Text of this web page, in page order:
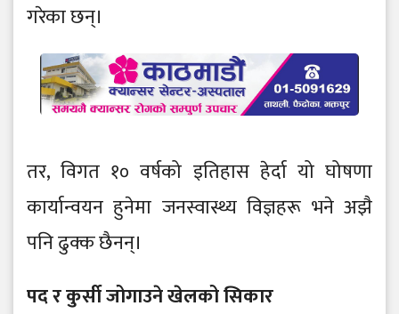
गरेका छन्।
तर, विगत १० वर्षको इतिहास हेर्दा यो घोषणा
कार्यान्वयन हुनेमा जनस्वास्थ्य विज्ञहरू भने अझै
पनि ढुक्क छैनन्।
पद र कुर्सी जोगाउने खेलको सिकार